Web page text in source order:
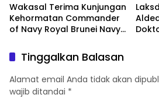
Wakasal Terima Kunjungan
Kehormatan Commander
of Navy Royal Brunei Navy
Tinggalkan Balasan
Alamat email Anda tidak akan
wajib ditandai *